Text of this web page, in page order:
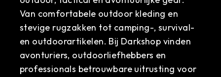
Van comfortabele outdoor kleding en
stevige rugzakken tot camping-, survival-
en outdoorartikelen. Bij Darkshop vinden
avonturiers, outdoorliefhebbers en
professionals betrouwbare uitrusting voor